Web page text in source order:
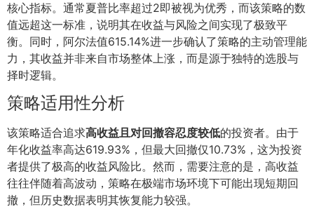
核心指标。通常夏普比率超过2即被视为优秀，而该策略的数
值远超这一标准，说明其在收益与风险之间实现了极致平
衡。同时，阿尔法值615.14%进一步确认了策略的主动管理能
力，其收益并非来自市场整体上涨，而是源于独特的选股与
择时逻辑。
策略适用性分析
该策略适合追求高收益且对回撤容忍度较低的投资者。由于
年化收益率高达619.93%，但最大回撤仅10.73%，这为投资
者提供了极高的收益风险比。然而，需要注意的是，高收益
往往伴随着高波动，策略在极端市场环境下可能出现短期回
撤，但历史数据表明其恢复能力较强。